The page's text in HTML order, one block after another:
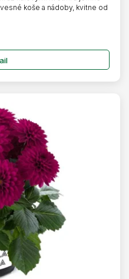
koše a nádoby, kvitne od